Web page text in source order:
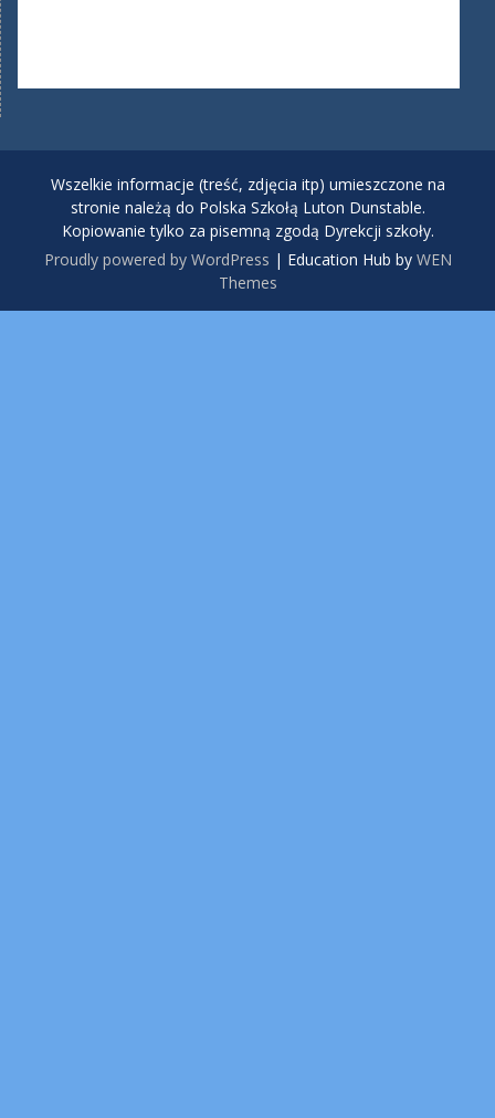
Wszelkie informacje (treść, zdjęcia itp) umieszczone na
stronie należą do Polska Szkołą Luton Dunstable.
Kopiowanie tylko za pisemną zgodą Dyrekcji szkoły.
Proudly powered by WordPress | Education Hub by WEN
Themes